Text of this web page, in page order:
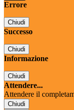
Errore
Chiudi
Successo
Chiudi
Informazione
Chiudi
Attendere...
Attendere il
Chiudi